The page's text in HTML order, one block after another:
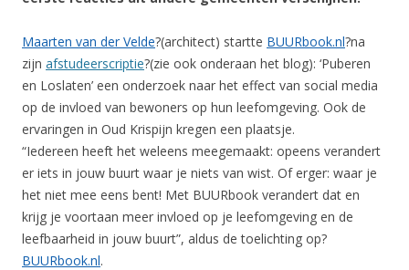
Maarten van der Velde?(architect) startte BUURbook.nl?na
zijn afstudeerscriptie?(zie ook onderaan het blog): ‘Puberen
en Loslaten’ een onderzoek naar het effect van social media
op de invloed van bewoners op hun leefomgeving. Ook de
ervaringen in Oud Krispijn kregen een plaatsje.
“Iedereen heeft het weleens meegemaakt: opeens verandert
er iets in jouw buurt waar je niets van wist. Of erger: waar je
het niet mee eens bent! Met BUURbook verandert dat en
krijg je voortaan meer invloed op je leefomgeving en de
leefbaarheid in jouw buurt”, aldus de toelichting op?
BUURbook.nl.